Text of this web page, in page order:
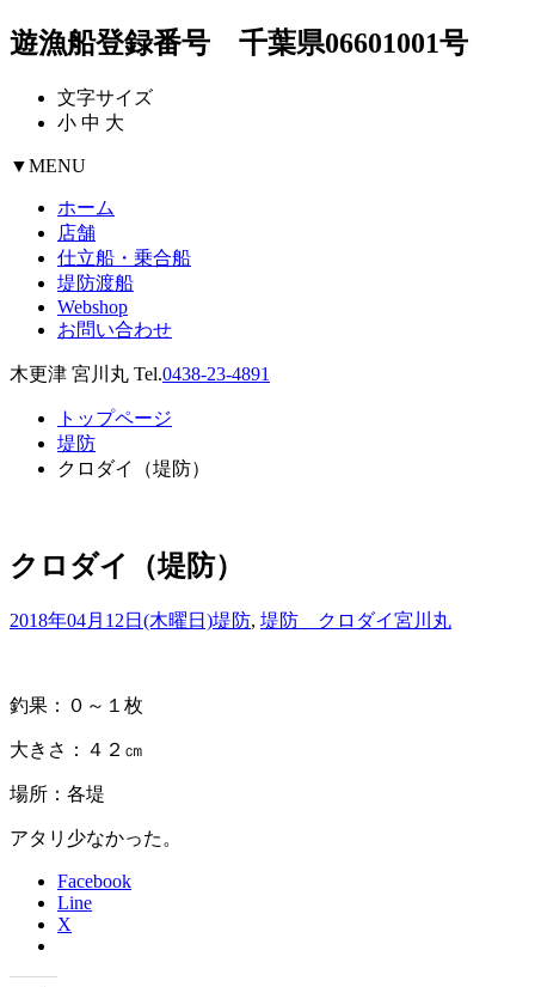
遊漁船登録番号 千葉県06601001号
文字サイズ
小 中 大
▼MENU
ホーム
店舗
仕立船・乗合船
堤防渡船
Webshop
お問い合わせ
木更津 宮川丸 Tel.0438-23-4891
トップページ
堤防
クロダイ（堤防）
クロダイ（堤防）
2018年04月12日(木曜日)堤防, 堤防 クロダイ宮川丸
釣果：０～１枚
大きさ：４２㎝
場所：各堤
アタリ少なかった。
Facebook
Line
X